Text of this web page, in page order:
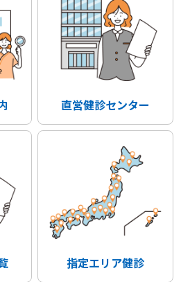
直営健診センター
指定エリア健診